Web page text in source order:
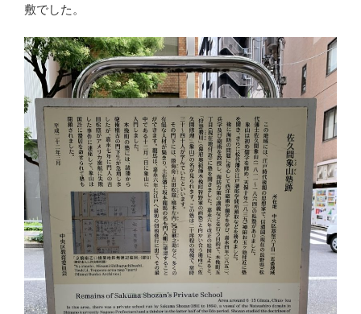
敷でした。